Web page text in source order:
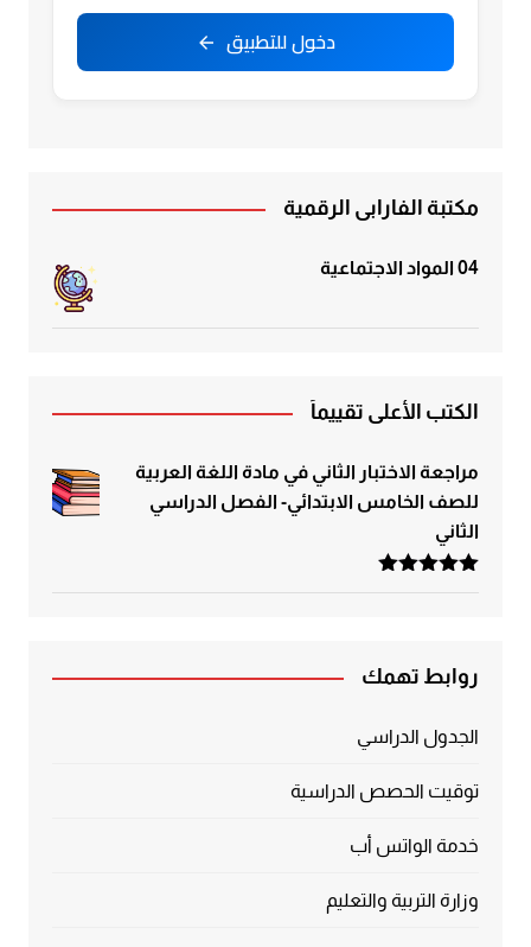
دخول للتطبيق
مكتبة الفارابي الرقمية
04 المواد الاجتماعية
الكتب الأعلى تقييماً
مراجعة الاختبار الثاني في مادة اللغة العربية
للصف الخامس الابتدائي- الفصل الدراسي
الثاني
تم التقييم
روابط تهمك
الجدول الدراسي
توقيت الحصص الدراسية
خدمة الواتس أب
وزارة التربية والتعليم